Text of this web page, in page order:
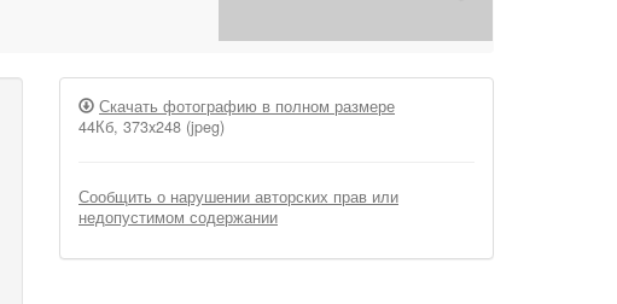
Скачать фотографию в полном размере
44Кб, 373x248 (jpeg)
Сообщить о нарушении авторских прав или
недопустимом содержании